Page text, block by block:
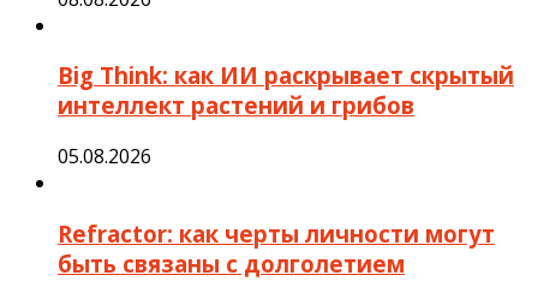
Big Think: как ИИ раскрывает скрытый
интеллект растений и грибов
05.08.2026
Refractor: как черты личности могут
быть связаны с долголетием